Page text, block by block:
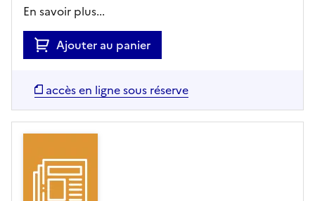
En savoir plus...
Ajouter au panier
accès en ligne sous réserve